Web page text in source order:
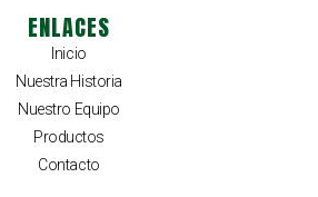
ENLACES
Inicio
Nuestra Historia
Nuestro Equipo
Productos
Contacto